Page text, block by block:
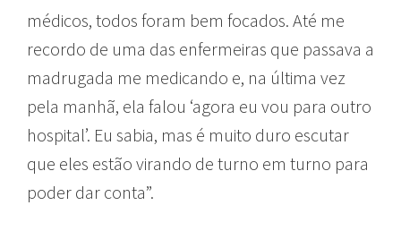
médicos, todos foram bem focados. Até me
recordo de uma das enfermeiras que passava a
madrugada me medicando e, na última vez
pela manhã, ela falou ‘agora eu vou para outro
hospital’. Eu sabia, mas é muito duro escutar
que eles estão virando de turno em turno para
poder dar conta”.